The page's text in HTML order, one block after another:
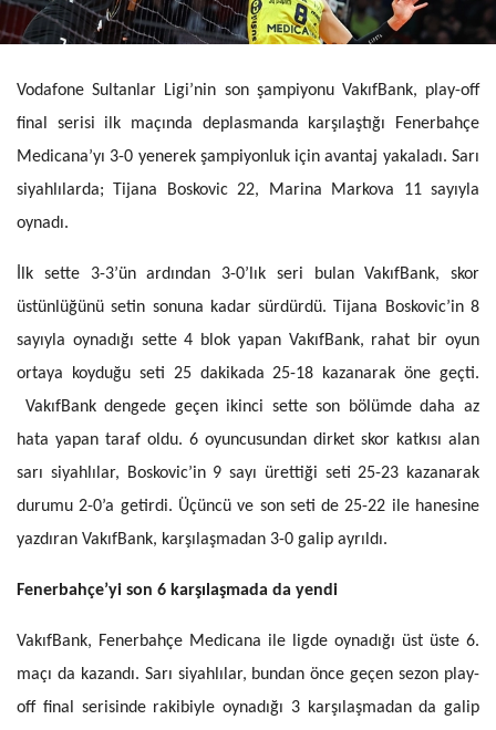
Vodafone Sultanlar Ligi’nin son şampiyonu VakıfBank, play-off
final serisi ilk maçında deplasmanda karşılaştığı Fenerbahçe
Medicana’yı 3-0 yenerek şampiyonluk için avantaj yakaladı. Sarı
siyahlılarda; Tijana Boskovic 22, Marina Markova 11 sayıyla
oynadı.
İlk sette 3-3’ün ardından 3-0’lık seri bulan VakıfBank, skor
üstünlüğünü setin sonuna kadar sürdürdü. Tijana Boskovic’in 8
sayıyla oynadığı sette 4 blok yapan VakıfBank, rahat bir oyun
ortaya koyduğu seti 25 dakikada 25-18 kazanarak öne geçti.
VakıfBank dengede geçen ikinci sette son bölümde daha az
hata yapan taraf oldu. 6 oyuncusundan dirket skor katkısı alan
sarı siyahlılar, Boskovic’in 9 sayı ürettiği seti 25-23 kazanarak
durumu 2-0’a getirdi. Üçüncü ve son seti de 25-22 ile hanesine
yazdıran VakıfBank, karşılaşmadan 3-0 galip ayrıldı.
Fenerbahçe’yi son 6 karşılaşmada da yendi
VakıfBank, Fenerbahçe Medicana ile ligde oynadığı üst üste 6.
maçı da kazandı. Sarı siyahlılar, bundan önce geçen sezon play-
off final serisinde rakibiyle oynadığı 3 karşılaşmadan da galip